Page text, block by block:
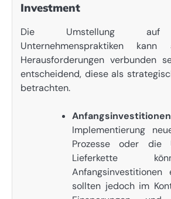
Investment
Die Umstellung auf
Unternehmenspraktiken
Herausforderungen verbunden
entscheidend, diese als
betrachten.
Implementierung
Prozesse oder die
Lieferkette
Anfangsinvestitionen
sollten jedoch im